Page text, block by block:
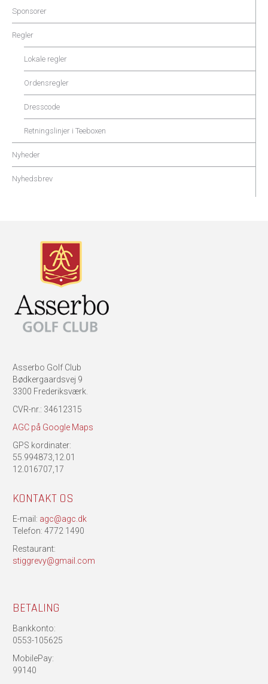
Sponsorer
Regler
Lokale regler
Ordensregler
Dresscode
Retningslinjer i Teeboxen
Nyheder
Nyhedsbrev
Asserbo Golf Club
Bødkergaardsvej 9
3300 Frederiksværk.
CVR-nr.: 34612315
AGC på Google Maps
GPS kordinater:
55.994873,12.01
12.016707,17
KONTAKT OS
E-mail: agc@agc.dk
Telefon: 4772 1490
Restaurant:
stiggrevy@gmail.com
BETALING
Bankkonto:
0553-105625
MobilePay:
99140